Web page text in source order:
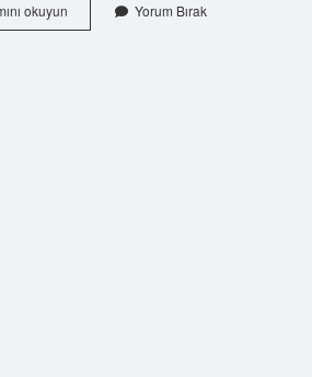
okuyun
Teknenin
Yorum Bırak